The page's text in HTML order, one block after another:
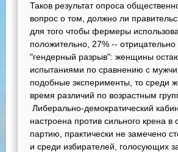
Таков результат опроса
вопрос о том, должно ли
для того чтобы фермеры
положительно, 27% --
"гендерный разрыв": женщины
испытаниями по сравнению с
подобные эксперименты, то среди
время различий по возрастным
Либерально-демократический
настроена против сильного крена
партию, практически не замечено
и среди избирателей, голосующих